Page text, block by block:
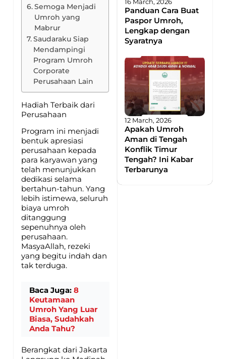
Semoga Menjadi
Umroh yang
Mabrur
Saudaraku Siap
Mendampingi
Program Umroh
Corporate
Perusahaan Lain
Hadiah Terbaik dari
Perusahaan
Program ini menjadi
bentuk apresiasi
perusahaan kepada
para karyawan yang
telah menunjukkan
dedikasi selama
bertahun-tahun. Yang
lebih istimewa, seluruh
biaya umroh
ditanggung
sepenuhnya oleh
perusahaan.
MasyaAllah, rezeki
yang begitu indah dan
tak terduga.
Baca Juga: 8
Keutamaan
Umroh Yang Luar
Biasa, Sudahkah
Anda Tahu?
Berangkat dari Jakarta
Panduan Cara Buat
Paspor Umroh,
Lengkap dengan
Syaratnya
12 March, 2026
Apakah Umroh
Aman di Tengah
Konflik Timur
Tengah? Ini Kabar
Terbarunya